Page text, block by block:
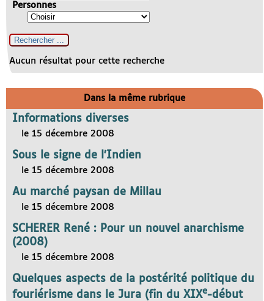
Personnes
Aucun résultat pour cette recherche
Dans la même rubrique
Informations diverses
le 15 décembre 2008
Sous le signe de l’Indien
le 15 décembre 2008
Au marché paysan de Millau
le 15 décembre 2008
SCHERER René : Pour un nouvel anarchisme
(2008)
le 15 décembre 2008
Quelques aspects de la postérité politique du
fouriérisme dans le Jura (fin du XIXe-début